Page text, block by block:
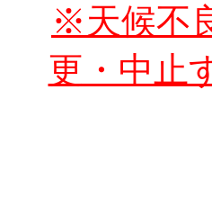
※天候不
更・中止